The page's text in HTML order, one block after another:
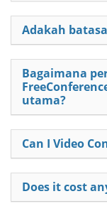
Adakah
Bagaimana
utama?
Can I Video
Does it cost